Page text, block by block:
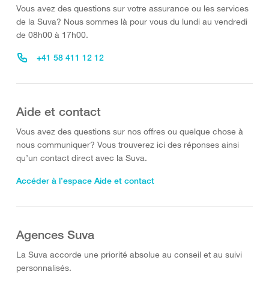
Vous avez des questions sur votre assurance ou les services
de la Suva? Nous sommes là pour vous du lundi au vendredi
de 08h00 à 17h00.
+41 58 411 12 12
Aide et contact
Vous avez des questions sur nos offres ou quelque chose à
nous communiquer? Vous trouverez ici des réponses ainsi
qu’un contact direct avec la Suva.
Accéder à l’espace Aide et contact
Agences Suva
La Suva accorde une priorité absolue au conseil et au suivi
personnalisés.